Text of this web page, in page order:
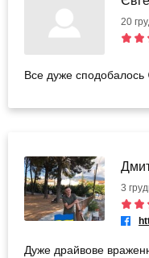
20
Все дуже сподобалось
3
Дуже драйвове